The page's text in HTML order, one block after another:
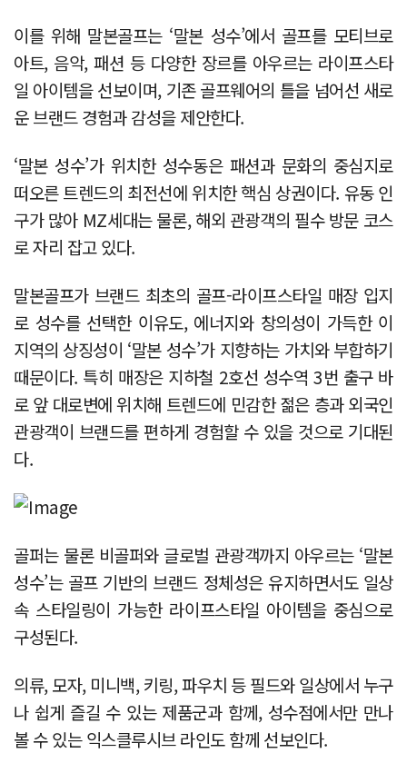
이를 위해 말본골프는 ‘말본 성수’에서 골프를 모티브로
아트, 음악, 패션 등 다양한 장르를 아우르는 라이프스타
일 아이템을 선보이며, 기존 골프웨어의 틀을 넘어선 새로
운 브랜드 경험과 감성을 제안한다.
‘말본 성수’가 위치한 성수동은 패션과 문화의 중심지로
떠오른 트렌드의 최전선에 위치한 핵심 상권이다. 유동 인
구가 많아 MZ세대는 물론, 해외 관광객의 필수 방문 코스
로 자리 잡고 있다.
말본골프가 브랜드 최초의 골프-라이프스타일 매장 입지
로 성수를 선택한 이유도, 에너지와 창의성이 가득한 이
지역의 상징성이 ‘말본 성수’가 지향하는 가치와 부합하기
때문이다. 특히 매장은 지하철 2호선 성수역 3번 출구 바
로 앞 대로변에 위치해 트렌드에 민감한 젊은 층과 외국인
관광객이 브랜드를 편하게 경험할 수 있을 것으로 기대된
다.
골퍼는 물론 비골퍼와 글로벌 관광객까지 아우르는 ‘말본
성수’는 골프 기반의 브랜드 정체성은 유지하면서도 일상
속 스타일링이 가능한 라이프스타일 아이템을 중심으로
구성된다.
의류, 모자, 미니백, 키링, 파우치 등 필드와 일상에서 누구
나 쉽게 즐길 수 있는 제품군과 함께, 성수점에서만 만나
볼 수 있는 익스클루시브 라인도 함께 선보인다.